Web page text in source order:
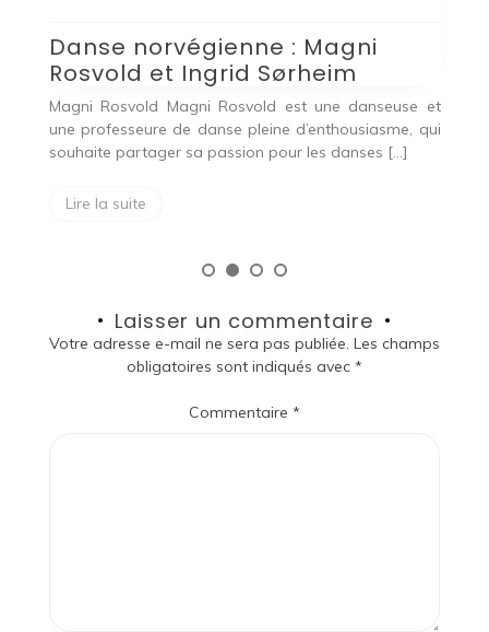
Danse norvégienne : Magni
Rosvold et Ingrid Sørheim
Magni Rosvold Magni Rosvold est une danseuse et
une professeure de danse pleine d’enthousiasme, qui
souhaite partager sa passion pour les danses […]
Lire la suite
Laisser un commentaire
Votre adresse e-mail ne sera pas publiée. Les champs
obligatoires sont indiqués avec *
Commentaire *